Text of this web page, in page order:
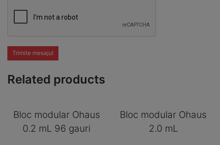
Trimite mesajul
Related products
Bloc modular Ohaus
0.2 mL 96 gauri
Bloc modular Ohaus
2.0 mL